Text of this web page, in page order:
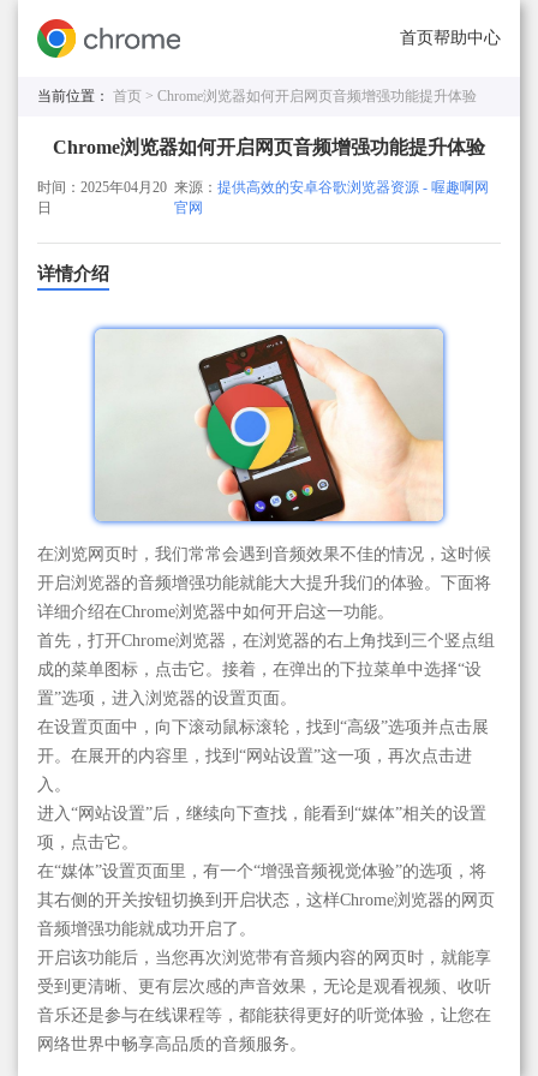
首页帮助中心
当前位置： 首页 > Chrome浏览器如何开启网页音频增强功能提升体验
Chrome浏览器如何开启网页音频增强功能提升体验
时间：2025年04月20
日
来源：提供高效的安卓谷歌浏览器资源 - 喔趣啊网
官网
详情介绍
在浏览网页时，我们常常会遇到音频效果不佳的情况，这时候
开启浏览器的音频增强功能就能大大提升我们的体验。下面将
详细介绍在Chrome浏览器中如何开启这一功能。
首先，打开Chrome浏览器，在浏览器的右上角找到三个竖点组
成的菜单图标，点击它。接着，在弹出的下拉菜单中选择“设
置”选项，进入浏览器的设置页面。
在设置页面中，向下滚动鼠标滚轮，找到“高级”选项并点击展
开。在展开的内容里，找到“网站设置”这一项，再次点击进
入。
进入“网站设置”后，继续向下查找，能看到“媒体”相关的设置
项，点击它。
在“媒体”设置页面里，有一个“增强音频视觉体验”的选项，将
其右侧的开关按钮切换到开启状态，这样Chrome浏览器的网页
音频增强功能就成功开启了。
开启该功能后，当您再次浏览带有音频内容的网页时，就能享
受到更清晰、更有层次感的声音效果，无论是观看视频、收听
音乐还是参与在线课程等，都能获得更好的听觉体验，让您在
网络世界中畅享高品质的音频服务。